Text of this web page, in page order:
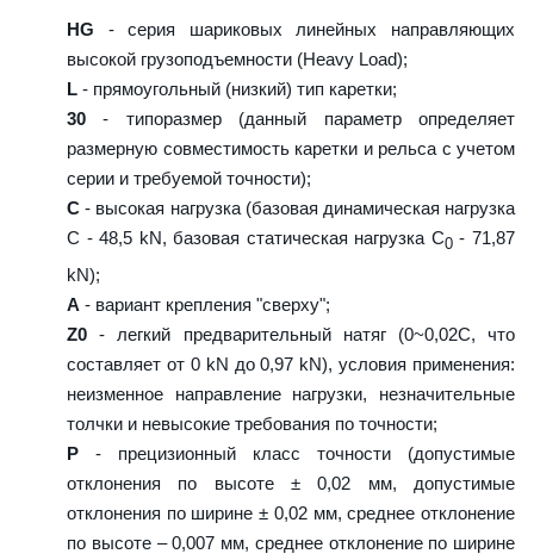
HG - серия шариковых линейных направляющих
высокой грузоподъемности (Heavy Load);
L - прямоугольный (низкий) тип каретки;
30 - типоразмер (данный параметр определяет
размерную совместимость каретки и рельса с учетом
серии и требуемой точности);
C - высокая нагрузка (базовая динамическая нагрузка
C - 48,5 kN, базовая статическая нагрузка С0- 71,87
kN);
A - вариант крепления "сверху";
Z0 - легкий предварительный натяг (0~0,02C, что
составляет от 0 kN до 0,97 kN), условия применения:
неизменное направление нагрузки, незначительные
толчки и невысокие требования по точности;
P - прецизионный класс точности (допустимые
отклонения по высоте ± 0,02 мм, допустимые
отклонения по ширине ± 0,02 мм, среднее отклонение
по высоте – 0,007 мм, среднее отклонение по ширине